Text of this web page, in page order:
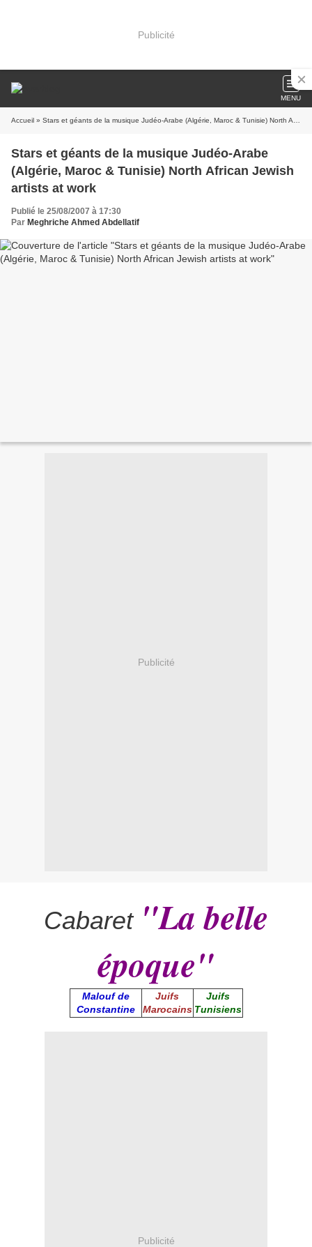
Publicité
MENU
Accueil » Stars et géants de la musique Judéo-Arabe (Algérie, Maroc & Tunisie) North African Jewish artists at work
Stars et géants de la musique Judéo-Arabe
(Algérie, Maroc & Tunisie) North African Jewish
artists at work
Publié le 25/08/2007 à 17:30
Par Meghriche Ahmed Abdellatif
Publicité
Cabaret "La belle
époque"
Malouf de
Constantine
Juifs
Marocains
Juifs
Tunisiens
Publicité